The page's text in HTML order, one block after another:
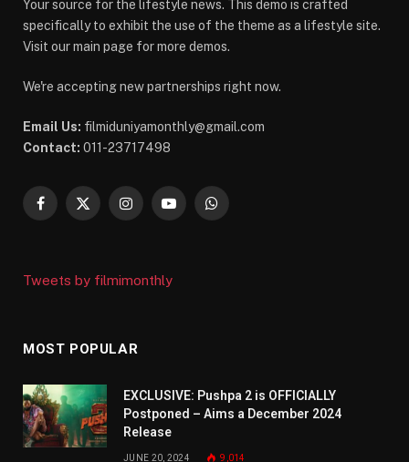
Your source for the lifestyle news. This demo is crafted
specifically to exhibit the use of the theme as a lifestyle site.
Visit our main page for more demos.
We're accepting new partnerships right now.
Email Us: filmiduniyamonthly@gmail.com
Contact: 011-23717498
Facebook
X
InstagramYouTubeWhatsApp
Tweets by filmimonthly
MOST POPULAR
EXCLUSIVE: Pushpa 2 is OFFICIALLY
Postponed – Aims a December 2024
Release
JUNE 20, 2024 9,014